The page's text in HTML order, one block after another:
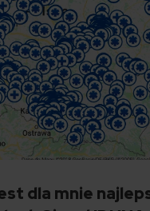
dla mnie